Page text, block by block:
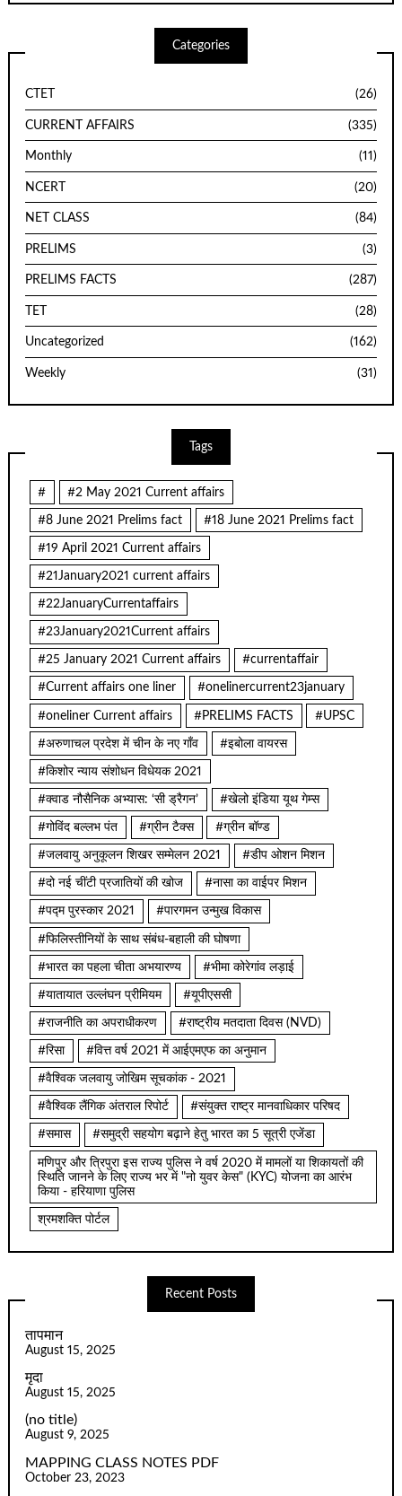
Categories
CTET (26)
CURRENT AFFAIRS (335)
Monthly (11)
NCERT (20)
NET CLASS (84)
PRELIMS (3)
PRELIMS FACTS (287)
TET (28)
Uncategorized (162)
Weekly (31)
Tags
# #2 May 2021 Current affairs
#8 June 2021 Prelims fact #18 June 2021 Prelims fact
#19 April 2021 Current affairs
#21January2021 current affairs
#22JanuaryCurrentaffairs
#23January2021Current affairs
#25 January 2021 Current affairs #currentaffair
#Current affairs one liner #onelinercurrent23january
#oneliner Current affairs #PRELIMS FACTS #UPSC
#अरुणाचल प्रदेश में चीन के नए गाँव #इबोला वायरस
#किशोर न्याय संशोधन विधेयक 2021
#क्वाड नौसैनिक अभ्यास: ‘सी ड्रैगन’ #खेलो इंडिया यूथ गेम्स
#गोविंद बल्लभ पंत #ग्रीन टैक्स #ग्रीन बॉण्ड
#जलवायु अनुकूलन शिखर सम्मेलन 2021 #डीप ओशन मिशन
#दो नई चींटी प्रजातियों की खोज #नासा का वाईपर मिशन
#पद्म पुरस्कार 2021 #पारगमन उन्मुख विकास
#फिलिस्तीनियों के साथ संबंध-बहाली की घोषणा
#भारत का पहला चीता अभयारण्य #भीमा कोरेगांव लड़ाई
#यातायात उल्लंघन प्रीमियम #यूपीएससी
#राजनीति का अपराधीकरण #राष्ट्रीय मतदाता दिवस (NVD)
#रिसा #वित्त वर्ष 2021 में आईएमएफ का अनुमान
#वैश्विक जलवायु जोखिम सूचकांक - 2021
#वैश्विक लैंगिक अंतराल रिपोर्ट #संयुक्त राष्ट्र मानवाधिकार परिषद
#समास #समुद्री सहयोग बढ़ाने हेतु भारत का 5 सूत्री एजेंडा
मणिपुर और त्रिपुरा इस राज्य पुलिस ने वर्ष 2020 में मामलों या शिकायतों की
स्थिति जानने के लिए राज्य भर में "नो युवर केस" (KYC) योजना का आरंभ
किया - हरियाणा पुलिस
श्रमशक्ति पोर्टल
Recent Posts
तापमान
August 15, 2025
मृदा
August 15, 2025
(no title)
August 9, 2025
MAPPING CLASS NOTES PDF
October 23, 2023